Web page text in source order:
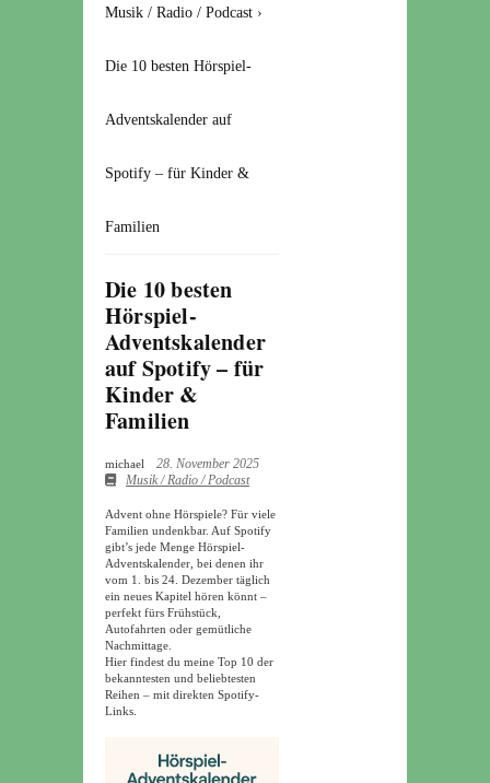
Musik / Radio / Podcast ›
Die 10 besten Hörspiel-
Adventskalender auf
Spotify – für Kinder &
Familien
Die 10 besten
Hörspiel-
Adventskalender
auf Spotify – für
Kinder &
Familien
michael
28. November 2025
Musik / Radio / Podcast
Advent ohne Hörspiele? Für viele
Familien undenkbar. Auf Spotify
gibt’s jede Menge Hörspiel-
Adventskalender , bei denen ihr
vom 1. bis 24. Dezember täglich
ein neues Kapitel hören könnt –
perfekt fürs Frühstück,
Autofahrten oder gemütliche
Nachmittage.
Hier findest du meine Top 10 der
bekanntesten und beliebtesten
Reihen – mit direkten Spotify-
Links.